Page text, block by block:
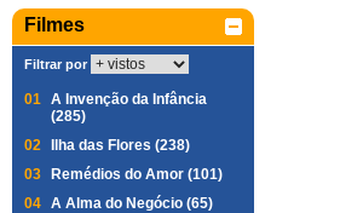
Filmes
Filtrar por
01 A Invenção da Infância
(285)
02
Ilha das Flores (238)
03
Remédios do Amor (101)
04 A Alma do Negócio (65)